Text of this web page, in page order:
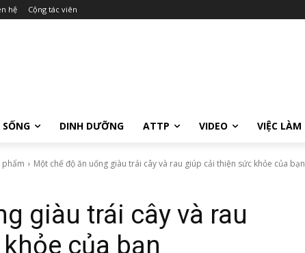
hệ Cộng tác viên
DINH DƯỠNG ATTP VIDEO VIỆC LÀM
phẩm Một chế độ ăn uống giàu trái cây và rau giúp cải thiện sức khỏe của bạn
giàu trái cây và rau
của bạn